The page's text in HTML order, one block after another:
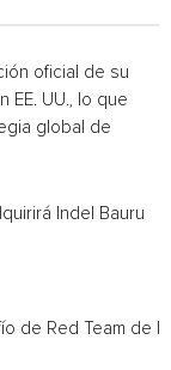
oficial de su
EE. UU., lo que
global de
Indel Bauru
de Red Team de IA